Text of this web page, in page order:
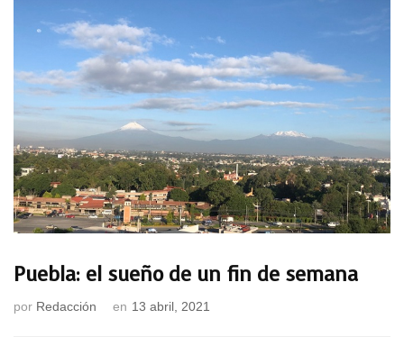
Puebla: el sueño de un fin de semana
por Redacción en 13 abril, 2021